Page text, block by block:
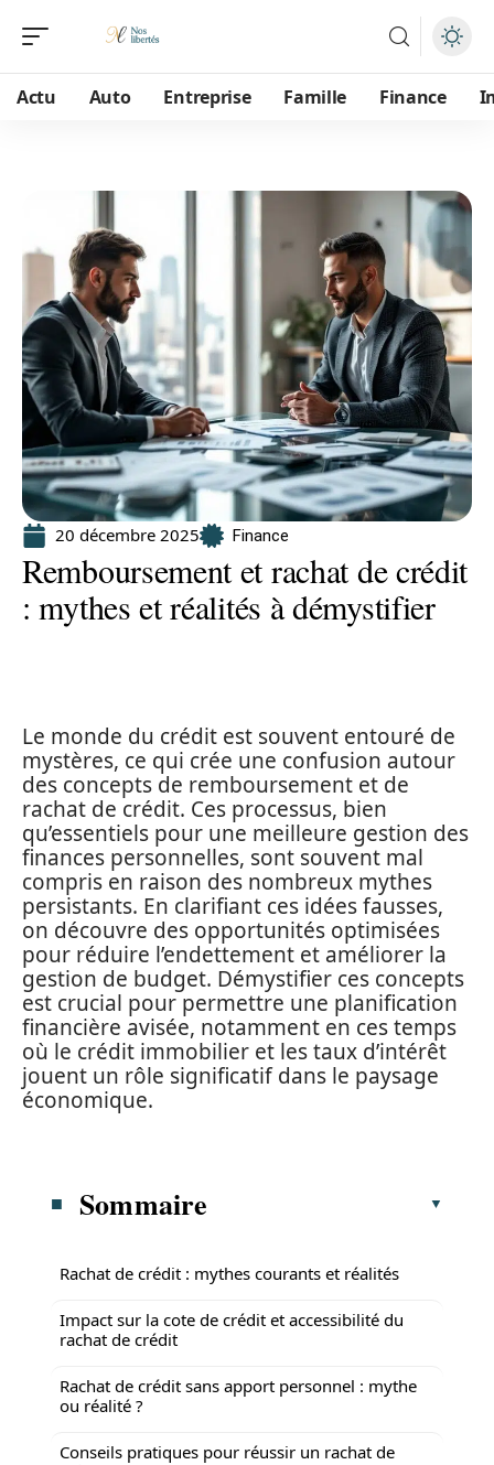
Actu Auto Entreprise Famille Finance
20 décembre 2025 Finance
Remboursement et rachat de crédit
: mythes et réalités à démystifier
Le monde du crédit est souvent entouré de
mystères, ce qui crée une confusion autour
des concepts de remboursement et de
rachat de crédit. Ces processus, bien
qu’essentiels pour une meilleure gestion des
finances personnelles, sont souvent mal
compris en raison des nombreux mythes
persistants. En clarifiant ces idées fausses,
on découvre des opportunités optimisées
pour réduire l’endettement et améliorer la
gestion de budget. Démystifier ces concepts
est crucial pour permettre une planification
financière avisée, notamment en ces temps
où le crédit immobilier et les taux d’intérêt
jouent un rôle significatif dans le paysage
économique.
Sommaire
Rachat de crédit : mythes courants et réalités
Impact sur la cote de crédit et accessibilité du
rachat de crédit
Rachat de crédit sans apport personnel : mythe
ou réalité ?
Conseils pratiques pour réussir un rachat de